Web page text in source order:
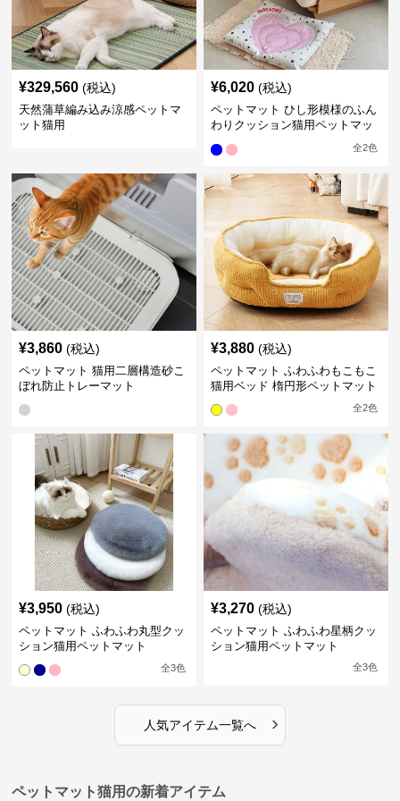
¥329,560 (税込)
天然蒲草編み込み涼感ペットマ
ット猫用
¥6,020 (税込)
ペットマット ひし形模様のふん
わりクッション猫用ペットマッ
全2色
¥3,860 (税込)
ペットマット 猫用二層構造砂こ
ぼれ防止トレーマット
¥3,880 (税込)
ペットマット ふわふわもこもこ
猫用ベッド 楕円形ペットマット
全2色
¥3,950 (税込)
ペットマット ふわふわ丸型クッ
ション猫用ペットマット
全3色
¥3,270 (税込)
ペットマット ふわふわ星柄クッ
ション猫用ペットマット
全3色
人気アイテム一覧へ ›
ペットマット猫用の新着アイテム